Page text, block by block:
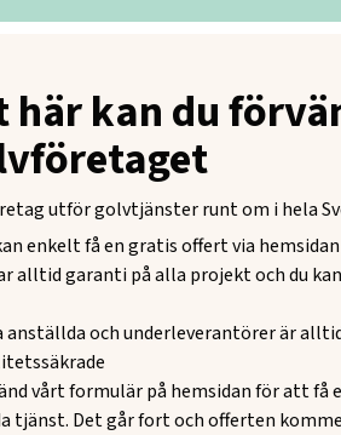
här kan du
utför golvtjänster runt om i hela
enkelt få en gratis offert via hemsidan
alltid garanti på alla projekt och du
anställda och underleverantörer är
vårt formulär på hemsidan för att få
tjänst. Det går fort och offerten